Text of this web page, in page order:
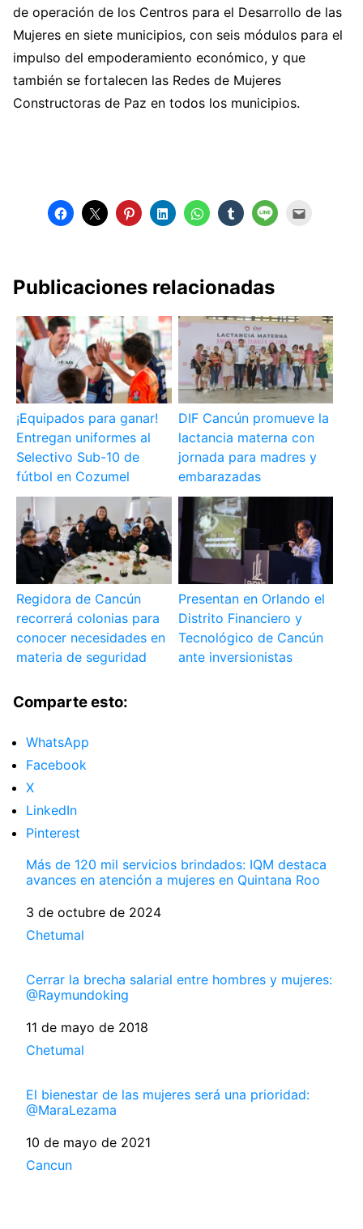
de operación de los Centros para el Desarrollo de las
Mujeres en siete municipios, con seis módulos para el
impulso del empoderamiento económico, y que
también se fortalecen las Redes de Mujeres
Constructoras de Paz en todos los municipios.
Publicaciones relacionadas
¡Equipados para ganar!
Entregan uniformes al
Selectivo Sub-10 de
fútbol en Cozumel
DIF Cancún promueve la
lactancia materna con
jornada para madres y
embarazadas
Regidora de Cancún
recorrerá colonias para
conocer necesidades en
materia de seguridad
Presentan en Orlando el
Distrito Financiero y
Tecnológico de Cancún
ante inversionistas
Comparte esto:
WhatsApp
Facebook
X
LinkedIn
Pinterest
Más de 120 mil servicios brindados: IQM destaca
avances en atención a mujeres en Quintana Roo
Fecha
3 de octubre de 2024
Respecto a
Chetumal
Cerrar la brecha salarial entre hombres y mujeres:
@Raymundoking
Fecha
11 de mayo de 2018
Respecto a
Chetumal
El bienestar de las mujeres será una prioridad:
@MaraLezama
Fecha
10 de mayo de 2021
Respecto a
Cancun